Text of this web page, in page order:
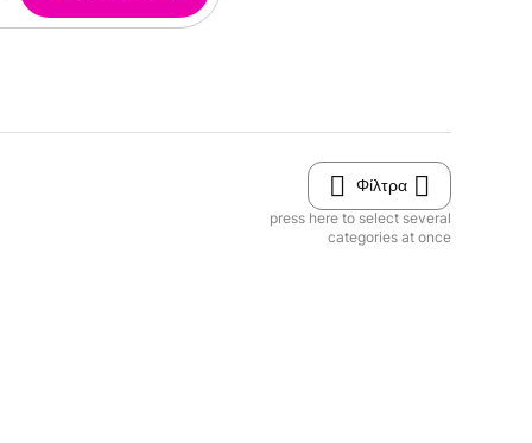
Φίλτρα
press here to select several
categories at once